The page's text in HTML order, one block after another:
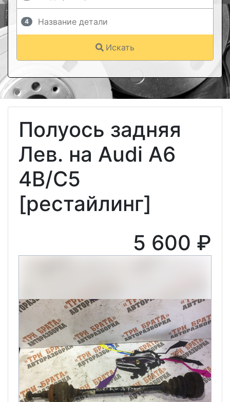
4
Искать
Полуось задняя
Лев. на Audi A6
4B/C5
[рестайлинг]
5 600 ₽